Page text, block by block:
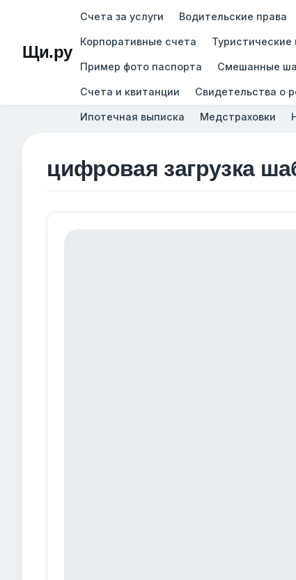
Щи.ру
Счета за услуги Водительские права
Корпоративные счета Туристические
Пример фото паспорта Смешанные
Счета и квитанции Свидетельства о
Ипотечная выписка Медстраховки
цифровая загрузка